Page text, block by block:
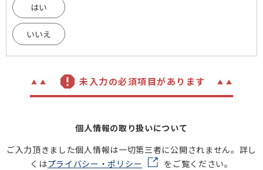
はい
いいえ
未入力の必須項目があります
個人情報の取り扱いについて
ご入力頂きました個人情報は一切第三者に公開されません。詳し
くはプライバシー・ポリシー をご覧ください。